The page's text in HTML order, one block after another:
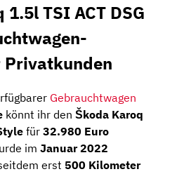
TSI ACT DSG
Gebrauchtwagen
könnt ihr den Škoda Karoq
für 32.980 Euro
im Januar 2022
erst 500 Kilometer